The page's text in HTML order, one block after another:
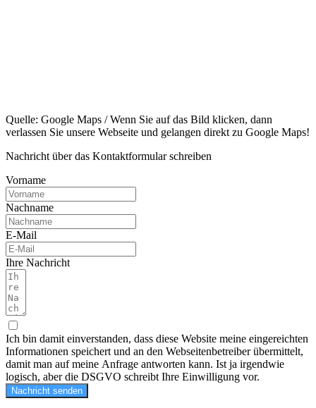
Quelle: Google Maps / Wenn Sie auf das Bild klicken, dann
verlassen Sie unsere Webseite und gelangen direkt zu Google Maps!
Nachricht über das Kontaktformular schreiben
Vorname
Nachname
E-Mail
Ihre Nachricht
Ich bin damit einverstanden, dass diese Website meine eingereichten
Informationen speichert und an den Webseitenbetreiber übermittelt,
damit man auf meine Anfrage antworten kann. Ist ja irgendwie
logisch, aber die DSGVO schreibt Ihre Einwilligung vor.
Nachricht senden